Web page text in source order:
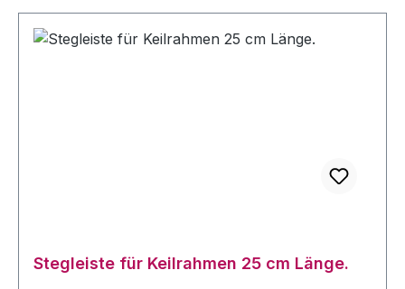
Stegleiste für Keilrahmen 25 cm Länge.